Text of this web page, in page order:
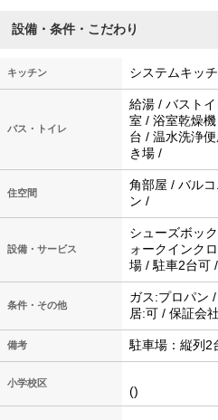
設備・条件・こだわり
キッチン システムキッ
バス・トイレ
給湯 / バスト
室 / 浴室乾燥
台 / 温水洗浄
き場 /
住空間
角部屋 / バル
ン /
設備・サービス
シューズボッ
ォークインク
場 / 駐車2台可
条件・その他
ガス:プロパン
居:可 / 保証会
備考 駐車場：縦列2
小学校区
()